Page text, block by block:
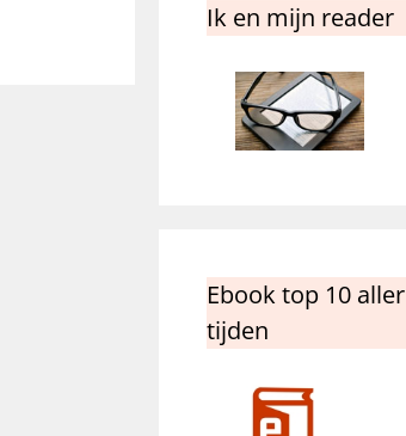
Ik en mijn reader
Ebook top 10 aller
tijden